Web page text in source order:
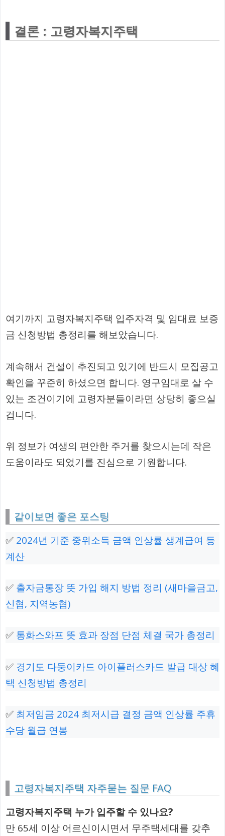
결론 : 고령자복지주택
여기까지 고령자복지주택 입주자격 및 임대료 보증
금 신청방법 총정리를 해보았습니다.
계속해서 건설이 추진되고 있기에 반드시 모집공고
확인을 꾸준히 하셨으면 합니다. 영구임대로 살 수
있는 조건이기에 고령자분들이라면 상당히 좋으실
겁니다.
위 정보가 여생의 편안한 주거를 찾으시는데 작은
도움이라도 되었기를 진심으로 기원합니다.
같이보면 좋은 포스팅
✅ 2024년 기준 중위소득 금액 인상률 생계급여 등
계산
✅ 출자금통장 뜻 가입 해지 방법 정리 (새마을금고,
신협, 지역농협)
✅ 통화스와프 뜻 효과 장점 단점 체결 국가 총정리
✅ 경기도 다둥이카드 아이플러스카드 발급 대상 혜
택 신청방법 총정리
✅ 최저임금 2024 최저시급 결정 금액 인상률 주휴
수당 월급 연봉
고령자복지주택 자주묻는 질문 FAQ
고령자복지주택 누가 입주할 수 있나요?
만 65세 이상 어르신이시면서 무주택세대를 갖추